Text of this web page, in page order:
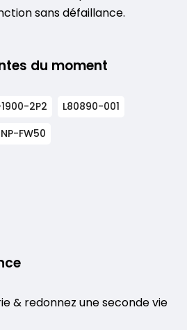
sans défaillance.
du moment
2P2
L80890-001
NP-FW50
& redonnez une seconde vie